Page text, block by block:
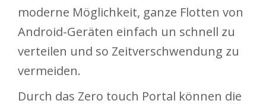
moderne Möglichkeit, ganze Flotten von
Android-Geräten einfach un schnell zu
verteilen und so Zeitverschwendung zu
vermeiden.
Durch das Zero touch Portal können die